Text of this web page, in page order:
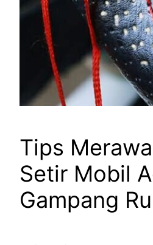
Tips
Setir Mobil
Gampang